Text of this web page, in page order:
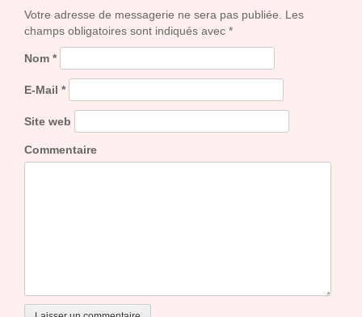
Votre adresse de messagerie ne sera pas publiée. Les
champs obligatoires sont indiqués avec *
Nom *
E-Mail *
Site web
Commentaire